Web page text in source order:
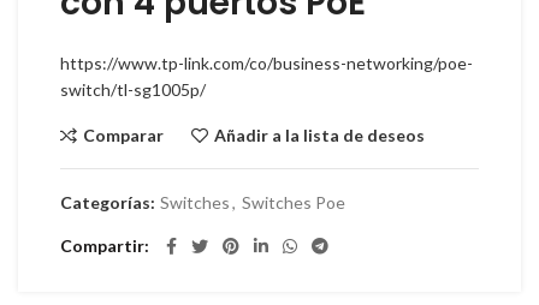
https://www.tp-link.com/co/business-networking/poe-
switch/tl-sg1005p/
Comparar Añadir a la lista de deseos
Categorías: Switches, Switches Poe
Compartir